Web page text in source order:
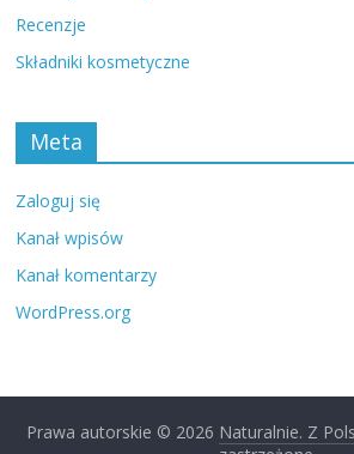
Recenzje
Składniki kosmetyczne
Meta
Zaloguj się
Kanał wpisów
Kanał komentarzy
WordPress.org
Prawa autorskie © 2026 Naturalnie. Z